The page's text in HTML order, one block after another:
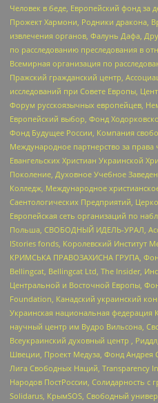
Человек в беде, Европейский фонд за
Прожект Хармони, Родники дракона,
извлечения органов, Фалунь Дафа,
по расследованию преследования в
Всемирная организация по
Пражский гражданский центр,
исследований при Совете Европы,
Форум русскоязычных европейцев,
Европейский выбор, Фонд
Фонд Будущее России, Компания
Международное партнерство за
Евангельских Христиан Украинской
Поколение, Духовное Учебное
Колледж, Международное
Саентологических Предприятий,
Европейская сеть организаций по
Польша, СВОБОДНЫЙ ИДЕЛЬ-УРАЛ,
IStories fonds, Королевский Институт
КРИМСЬКА ПРАВОЗАХИСНА ГРУПА,
Bellingcat, Bellingcat Ltd, The Insider,
Центральной и Восточной Европы,
Foundation, Канадский украинский
Украинская национальная
научный центр им Вудро Вильсона,
Всеукраинский духовный центр ,
Швеции, Проект Медуза, Фонд Андрея
Лига Свободных Наций, Transparеncy
Народов ПостРоссии, Солидарность с
Solidarus, КрымSOS, Свободный